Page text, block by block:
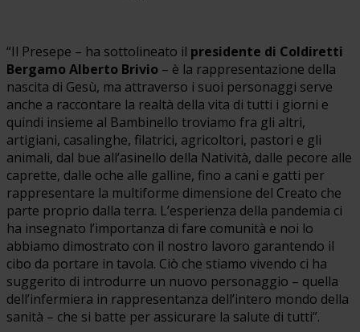
“Il Presepe – ha sottolineato il presidente di Coldiretti
Bergamo Alberto Brivio – è la rappresentazione della
nascita di Gesù, ma attraverso i suoi personaggi serve
anche a raccontare la realtà della vita di tutti i giorni e
quindi insieme al Bambinello troviamo fra gli altri,
artigiani, casalinghe, filatrici, agricoltori, pastori e gli
animali, dal bue all’asinello della Natività, dalle pecore alle
caprette, dalle oche alle galline, fino a cani e gatti per
rappresentare la multiforme dimensione del Creato che
parte proprio dalla terra. L’esperienza della pandemia ci
ha insegnato l’importanza di fare comunità e noi lo
abbiamo dimostrato con il nostro lavoro garantendo il
cibo da portare in tavola. Ciò che stiamo vivendo ci ha
suggerito di introdurre un nuovo personaggio – quella
dell’infermiera in rappresentanza dell’intero mondo della
sanità – che si batte per assicurare la salute di tutti”.